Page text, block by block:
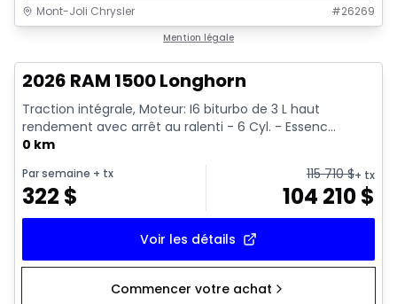
Mont-Joli Chrysler #26269
Mention légale
2026 RAM 1500 Longhorn
Traction intégrale, Moteur: I6 biturbo de 3 L haut
rendement avec arrêt au ralenti - 6 Cyl. - Essenc...
0 km
Par semaine + tx
322 $
115 710$+ tx
104 210$
Voir les détails
Commencer votre achat